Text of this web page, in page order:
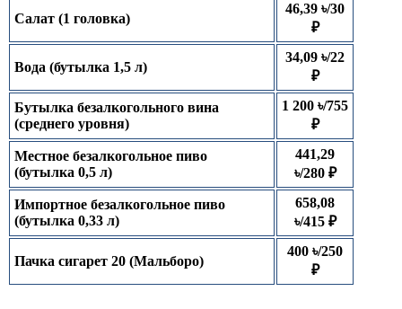
Салат (1 головка)
46,39 ৳/30
₽
Вода (бутылка 1,5 л)
34,09 ৳/22
₽
Бутылка безалкогольного вина
(среднего уровня)
1 200 ৳/755
₽
Местное безалкогольное пиво
(бутылка 0,5 л)
441,29
৳/280 ₽
Импортное безалкогольное пиво
(бутылка 0,33 л)
658,08
৳/415 ₽
Пачка сигарет 20 (Мальборо)
400 ৳/250
₽